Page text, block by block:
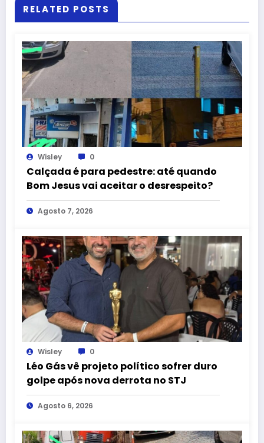
RELATED POSTS
Wisley 0
Calçada é para pedestre: até quando
Bom Jesus vai aceitar o desrespeito?
Agosto 7, 2026
Wisley 0
Léo Gás vê projeto político sofrer duro
golpe após nova derrota no STJ
Agosto 6, 2026